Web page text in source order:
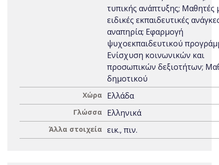
τυπικής ανάπτυξης; Μαθητές
ειδικές εκπαιδευτικές
αναπηρία; Εφαρμογή
ψυχοεκπαιδευτικού
Ενίσχυση κοινωνικών και
προσωπικών δεξιοτήτων;
δημοτικού
Χώρα Ελλάδα
Γλώσσα Ελληνικά
Άλλα στοιχεία εικ., πιν.